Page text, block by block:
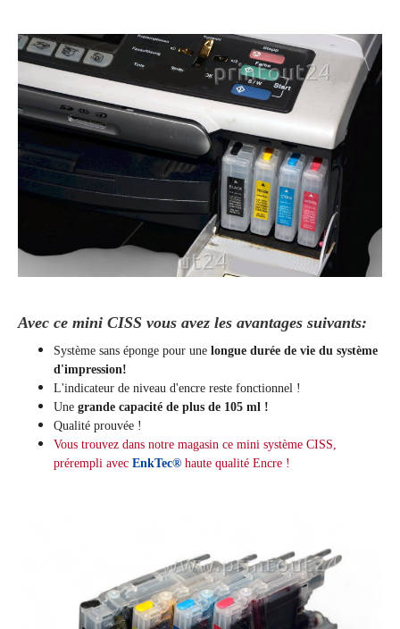
Avec ce mini CISS vous avez les avantages suivants:
Système sans éponge pour une longue durée de vie du système
d'impression!
L'indicateur de niveau d'encre reste fonctionnel !
Une grande capacité de plus de 105 ml !
Qualité prouvée !
Vous trouvez dans notre magasin ce mini système CISS,
prérempli avec EnkTec® haute qualité Encre !